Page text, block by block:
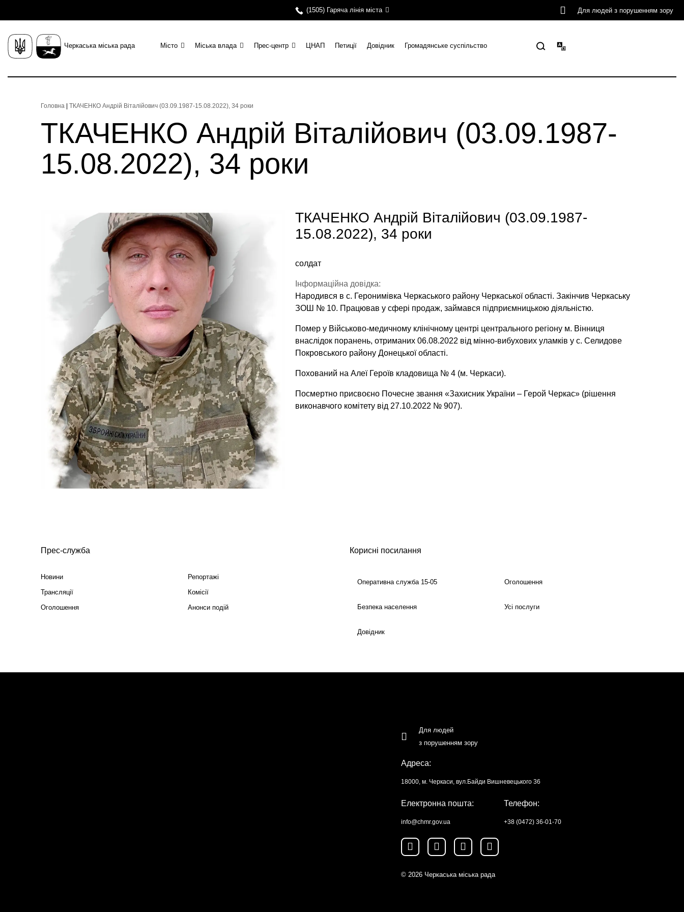
(1505) Гаряча лінія міста Для людей з порушенням зору
Черкаська міська рада Місто Міська влада Прес-центр ЦНАП Петиції Довідник Громадянське суспільство
Головна ТКАЧЕНКО Андрій Віталійович (03.09.1987-15.08.2022), 34 роки
ТКАЧЕНКО Андрій Віталійович (03.09.1987-
15.08.2022), 34 роки
ТКАЧЕНКО Андрій Віталійович (03.09.1987-
15.08.2022), 34 роки
солдат
Інформаційна довідка:
Народився в с. Геронимівка Черкаського району Черкаської області. Закінчив Черкаську
ЗОШ № 10. Працював у сфері продаж, займався підприємницькою діяльністю.
Помер у Військово-медичному клінічному центрі центрального регіону м. Вінниця
внаслідок поранень, отриманих 06.08.2022 від мінно-вибухових уламків у с. Селидове
Покровського району Донецької області.
Похований на Алеї Героїв кладовища № 4 (м. Черкаси).
Посмертно присвоєно Почесне звання «Захисник України – Герой Черкас» (рішення
виконавчого комітету від 27.10.2022 № 907).
Прес-служба
Новини
Репортажі
Трансляції
Комісії
Оголошення
Анонси подій
Корисні посилання
Оперативна служба 15-05 Оголошення
Безпека населення Усі послуги
Довідник
Для людей
з порушенням зору
Адреса:
18000, м. Черкаси, вул.Байди Вишневецького 36
Електронна пошта:
info@chmr.gov.ua
Телефон:
+38 (0472) 36-01-70
© 2026 Черкаська міська рада